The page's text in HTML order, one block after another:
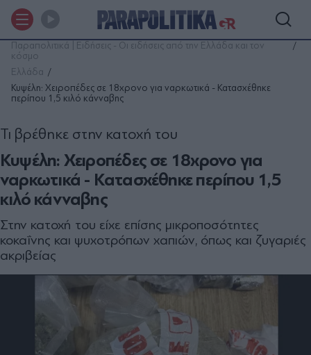
Παραπολιτικά | Ειδήσεις - Οι ειδήσεις από την Ελλάδα και τον
κόσμο
Ελλάδα
Κυψέλη: Χειροπέδες σε 18χρονο για ναρκωτικά - Κατασχέθηκε
περίπου 1,5 κιλό κάνναβης
Κυψέλη: Χειροπέδες σε 18χρονο για
ναρκωτικά - Κατασχέθηκε περίπου 1,5
κιλό κάνναβης
Τι βρέθηκε στην κατοχή του
Στην κατοχή του είχε επίσης μικροποσότητες
κοκαΐνης και ψυχοτρόπων χαπιών, όπως και ζυγαριές
ακριβείας